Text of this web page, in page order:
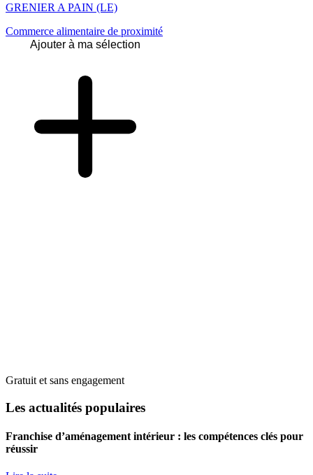
GRENIER A PAIN (LE)
Commerce alimentaire de proximité
Ajouter à ma sélection
Gratuit et sans engagement
Les actualités populaires
Franchise d’aménagement intérieur : les compétences clés pour
réussir